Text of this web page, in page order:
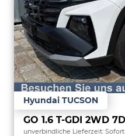
Hyundai TUCSON
unverbindliche Lieferzeit: Sofort